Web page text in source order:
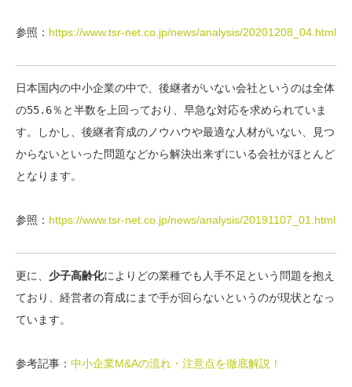
参照： https://www.tsr-net.co.jp/news/analysis/20201208_04.html
日本国内の中小企業の中で、 後継者がいない会社というのは全体
の55.6％ と半数を上回っており、早急な対応を求められていま
す。しかし、後継者育成のノウハウや最適な人材がいない、見つ
からないといった問題などから解決出来ずにいる会社がほとんど
となります。
参照： https://www.tsr-net.co.jp/news/analysis/20191107_01.html
更に、 少子高齢化によりどの業種でも人手不足という問題を抱え
ており、経営者の育成にまで手が回らないというのが現状となっ
ています。
参考記事： 中小企業M&Aの流れ・注意点を徹底解説！